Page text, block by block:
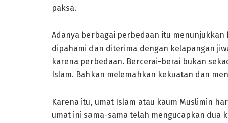
paksa.
Adanya berbagai perbedaan itu
dipahami dan diterima dengan kelapangan
karena perbedaan. Bercerai-berai bukan
Islam. Bahkan melemahkan kekuatan dan
Karena itu, umat Islam atau kaum Muslimin
umat ini sama-sama telah mengucapkan dua